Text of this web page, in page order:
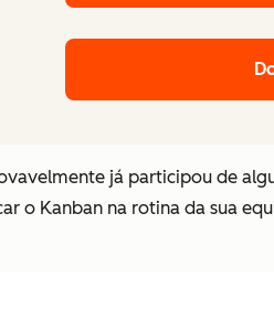
já participou de
o Kanban na rotina da sua